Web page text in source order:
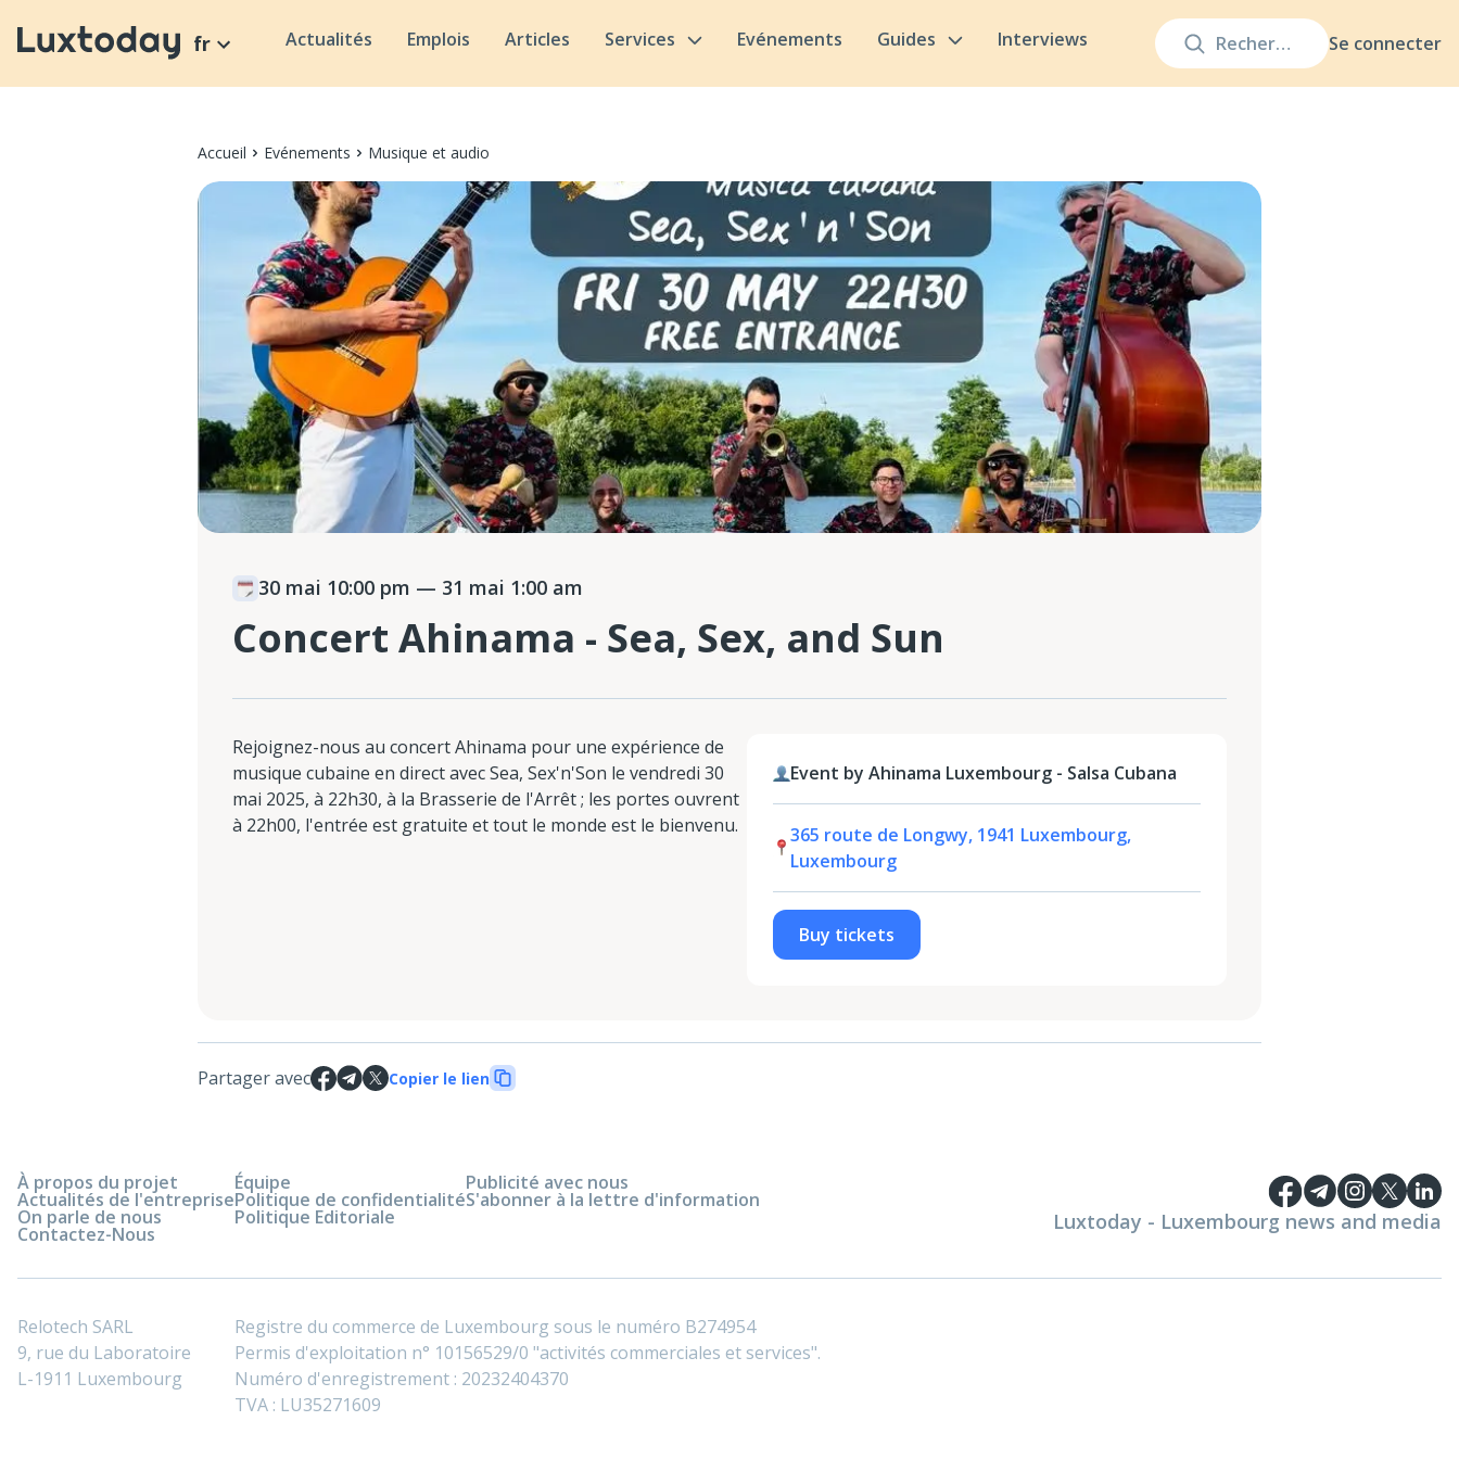
Se connecter
fr Actualités Emplois Articles Services Evénements Guides Interviews
Accueil Evénements Musique et audio
30 mai 10:00 pm — 31 mai 1:00 am
Concert Ahinama - Sea, Sex, and Sun
Rejoignez-nous au concert Ahinama pour une expérience de
musique cubaine en direct avec Sea, Sex'n'Son le vendredi 30
mai 2025, à 22h30, à la Brasserie de l'Arrêt ; les portes ouvrent
à 22h00, l'entrée est gratuite et tout le monde est le bienvenu.
Event by Ahinama Luxembourg - Salsa Cubana
365 route de Longwy, 1941 Luxembourg,
Luxembourg
Buy tickets
Partager avec Copier le lien
À propos du projet
Actualités de l'entreprise
On parle de nous
Contactez-Nous
Équipe
Politique de confidentialité
Politique Editoriale
Publicité avec nous
S'abonner à la lettre d'information
Luxtoday - Luxembourg news and media
Relotech SARL
9, rue du Laboratoire
L-1911 Luxembourg
Registre du commerce de Luxembourg sous le numéro B274954
Permis d'exploitation n° 10156529/0 "activités commerciales et services".
Numéro d'enregistrement : 20232404370
TVA : LU35271609